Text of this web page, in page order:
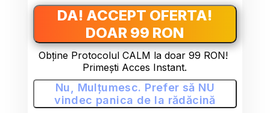
DA! ACCEPT OFERTA!
DOAR 99 RON
Obține Protocolul CALM la doar 99 RON!
Primești Acces Instant.
Nu, Mulțumesc. Prefer să NU
vindec panica de la rădăcină